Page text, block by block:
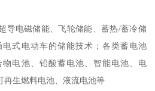
导电磁储能、飞轮储能、蓄热/蓄冷储
式电动车的储能技术；各类蓄电池
物电池、铅酸蓄电池、智能电池、电
再生燃料电池、液流电池等